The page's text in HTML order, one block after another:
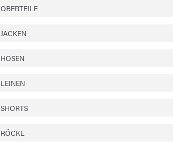
OBERTEILE
JACKEN
HOSEN
LEINEN
SHORTS
RÖCKE